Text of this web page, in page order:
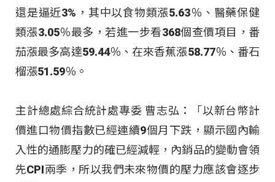
還是逼近3%，其中以食物類漲5.63％、醫藥保健
類漲3.05％最多，若進一步看368個查價項目，番
茄漲最多高達59.44％、在來香蕉漲58.77％、番石
榴漲51.59％。
主計總處綜合統計處專委 曹志弘：「以新台幣計
價進口物價指數已經連續9個月下跌，顯示國內輸
入性的通膨壓力的確已經減輕，內銷品的變動會領
先CPI兩季，所以我們未來物價的壓力應該會逐步